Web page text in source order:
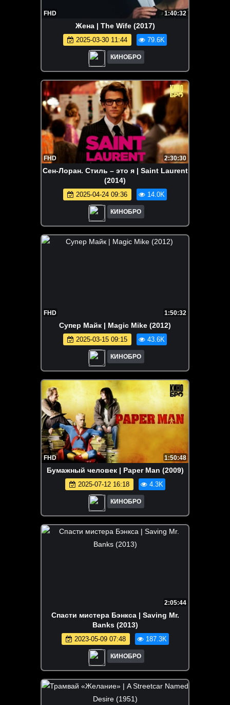
FHD 1:40:32
Жена | The Wife (2017)
2025-03-30 11:44 79.6K
КИНОБРО
FHD 2:30:30
Сен-Лоран. Стиль – это я | Saint Laurent
(2014)
2025-04-24 09:36 14.0K
КИНОБРО
FHD 1:50:32
Супер Майк | Magic Mike (2012)
2025-03-15 09:15 43.6K
КИНОБРО
FHD 1:50:48
Бумажный человек | Paper Man (2009)
2025-07-12 16:18 4.3K
КИНОБРО
2:05:44
Спасти мистера Бэнкса | Saving Mr.
Banks (2013)
2023-05-09 07:48 187.3K
КИНОБРО